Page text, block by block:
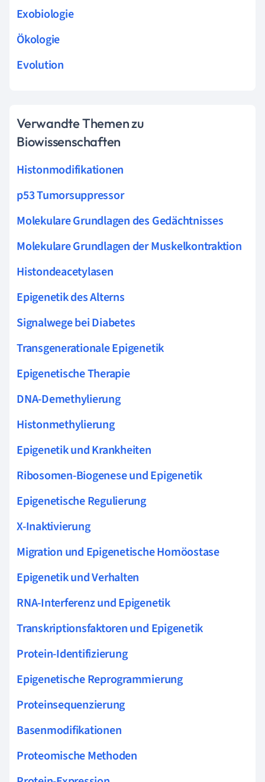
Exobiologie
Ökologie
Evolution
Verwandte Themen zu
Biowissenschaften
Histonmodifikationen
p53 Tumorsuppressor
Molekulare Grundlagen des Gedächtnisses
Molekulare Grundlagen der Muskelkontraktion
Histondeacetylasen
Epigenetik des Alterns
Signalwege bei Diabetes
Transgenerationale Epigenetik
Epigenetische Therapie
DNA-Demethylierung
Histonmethylierung
Epigenetik und Krankheiten
Ribosomen-Biogenese und Epigenetik
Epigenetische Regulierung
X-Inaktivierung
Migration und Epigenetische Homöostase
Epigenetik und Verhalten
RNA-Interferenz und Epigenetik
Transkriptionsfaktoren und Epigenetik
Protein-Identifizierung
Epigenetische Reprogrammierung
Proteinsequenzierung
Basenmodifikationen
Proteomische Methoden